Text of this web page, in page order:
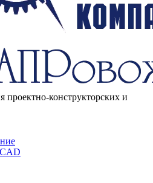
проектно-конструкторских и